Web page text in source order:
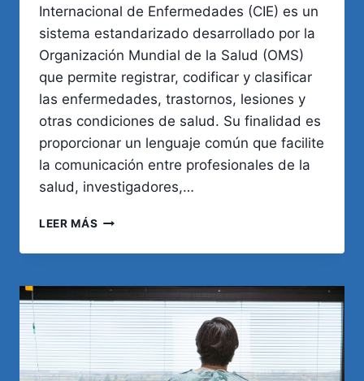
Internacional de Enfermedades (CIE) es un
sistema estandarizado desarrollado por la
Organización Mundial de la Salud (OMS)
que permite registrar, codificar y clasificar
las enfermedades, trastornos, lesiones y
otras condiciones de salud. Su finalidad es
proporcionar un lenguaje común que facilite
la comunicación entre profesionales de la
salud, investigadores,…
LEER MÁS HISTORIA,
Y
EN
LA
PRÁCTICA
MÉDICA
DEL
CIE-